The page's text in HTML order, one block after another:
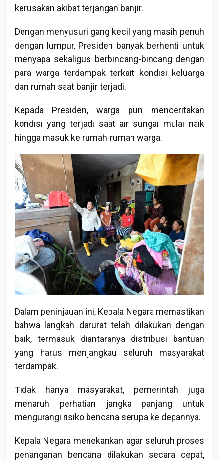
kerusakan akibat terjangan banjir.
Dengan menyusuri gang kecil yang masih penuh
dengan lumpur, Presiden banyak berhenti untuk
menyapa sekaligus berbincang-bincang dengan
para warga terdampak terkait kondisi keluarga
dan rumah saat banjir terjadi.
Kepada Presiden, warga pun menceritakan
kondisi yang terjadi saat air sungai mulai naik
hingga masuk ke rumah-rumah warga.
Dalam peninjauan ini, Kepala Negara memastikan
bahwa langkah darurat telah dilakukan dengan
baik, termasuk diantaranya distribusi bantuan
yang harus menjangkau seluruh masyarakat
terdampak.
Tidak hanya masyarakat, pemerintah juga
menaruh perhatian jangka panjang untuk
mengurangi risiko bencana serupa ke depannya.
Kepala Negara menekankan agar seluruh proses
penanganan bencana dilakukan secara cepat,